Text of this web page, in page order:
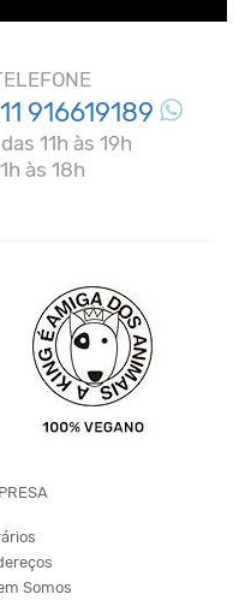
11 916619189
11h às 19h
às 18h
Somos